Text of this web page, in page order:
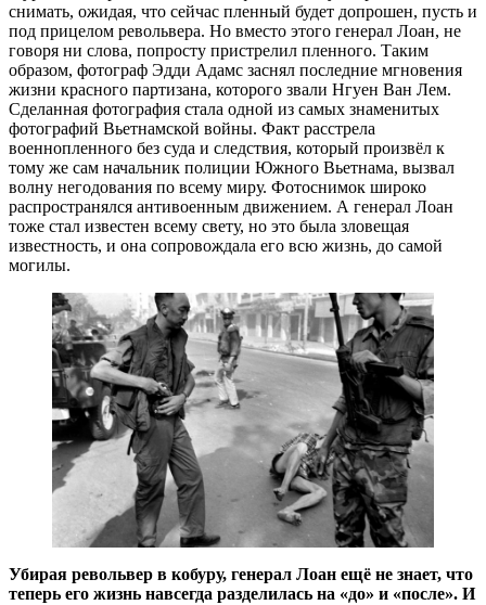
снимать, ожидая, что сейчас пленный будет допрошен, пусть и
под прицелом револьвера. Но вместо этого генерал Лоан, не
говоря ни слова, попросту пристрелил пленного. Таким
образом, фотограф Эдди Адамс заснял последние мгновения
жизни красного партизана, которого звали Нгуен Ван Лем.
Сделанная фотография стала одной из самых знаменитых
фотографий Вьетнамской войны. Факт расстрела
военнопленного без суда и следствия, который произвёл к
тому же сам начальник полиции Южного Вьетнама, вызвал
волну негодования по всему миру. Фотоснимок широко
распространялся антивоенным движением. А генерал Лоан
тоже стал известен всему свету, но это была зловещая
известность, и она сопровождала его всю жизнь, до самой
могилы.
Убирая револьвер в кобуру, генерал Лоан ещё не знает, что
теперь его жизнь навсегда разделилась на «до» и «после». И